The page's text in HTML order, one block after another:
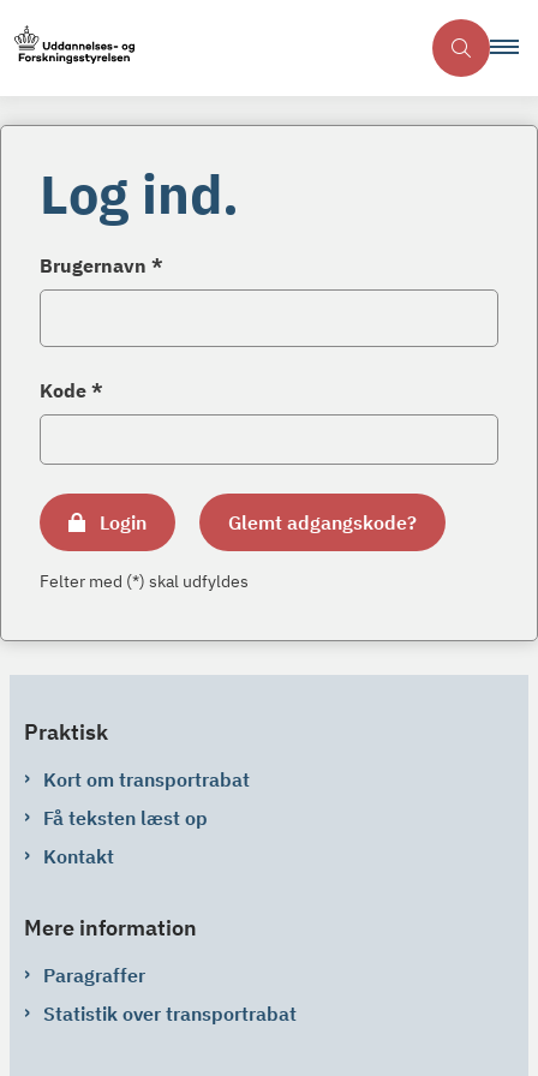
Log ind.
Brugernavn *
Kode *
Login Glemt adgangskode?
Felter med (*) skal udfyldes
Praktisk
Kort om transportrabat
Få teksten læst op
Kontakt
Mere information
Paragraffer
Statistik over transportrabat